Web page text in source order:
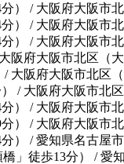
）
/ 大阪府大阪市
）
/ 大阪府大阪市
）
/ 大阪府大阪市
大阪府大阪市北区（
/ 大阪府大阪市北区
/ 大阪府大阪市北
）
/ 大阪府大阪市
）
/ 大阪府大阪市
）
/愛知県名古屋
」徒歩13分）
/愛